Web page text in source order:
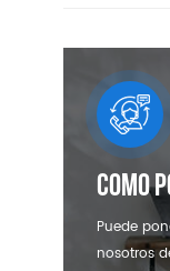
Como
Puede
nosotros